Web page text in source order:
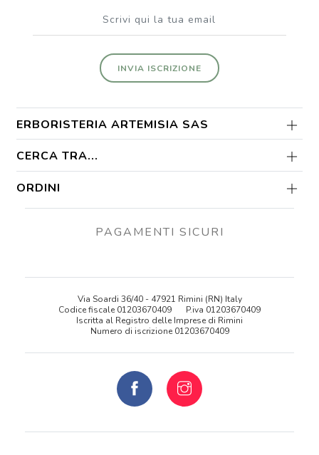
INVIA ISCRIZIONE
ERBORISTERIA ARTEMISIA SAS
CERCA TRA...
ORDINI
PAGAMENTI SICURI
Via Soardi 36/40 - 47921 Rimini (RN) Italy
Codice fiscale 01203670409
P.iva 01203670409
Iscritta al Registro delle Imprese di Rimini
Numero di iscrizione 01203670409